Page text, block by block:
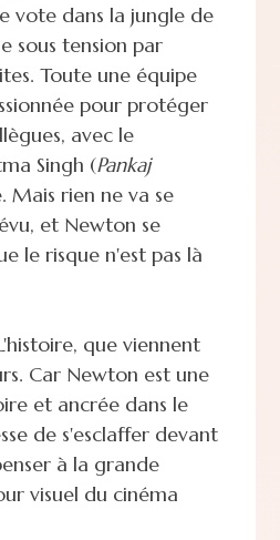
vote dans la jungle de
sous tension par
Toute une équipe
pour protéger
avec le
Singh (Pankaj
Mais rien ne va se
et Newton se
le risque n'est pas là
que viennent
Car Newton est une
et ancrée dans le
de s'esclaffer devant
à la grande
visuel du cinéma